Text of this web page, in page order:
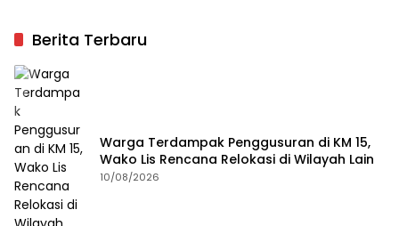
Berita Terbaru
Warga Terdampak Penggusuran di KM 15,
Wako Lis Rencana Relokasi di Wilayah Lain
10/08/2026